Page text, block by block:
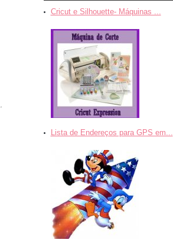
Cricut e Silhouette- Máquinas ...
Lista de Endereços para GPS em...